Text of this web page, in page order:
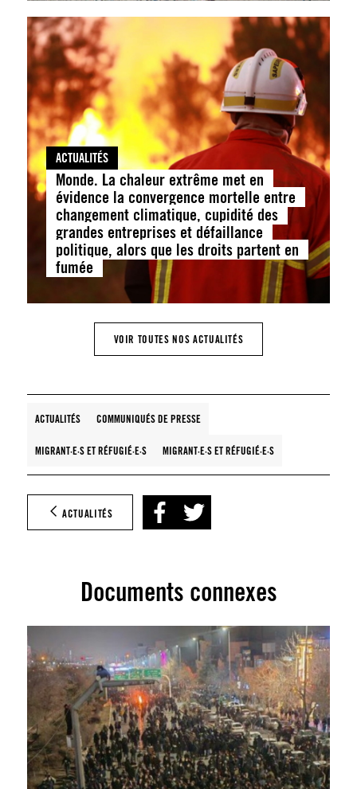
ACTUALITÉS
Monde. La chaleur extrême met en
évidence la convergence mortelle entre
changement climatique, cupidité des
grandes entreprises et défaillance
politique, alors que les droits partent en
fumée
VOIR TOUTES NOS ACTUALITÉS
ACTUALITÉS COMMUNIQUÉS DE PRESSE
MIGRANT·E·S ET RÉFUGIÉ·E·S MIGRANT·E·S ET RÉFUGIÉ·E·S
ACTUALITÉS
Documents connexes